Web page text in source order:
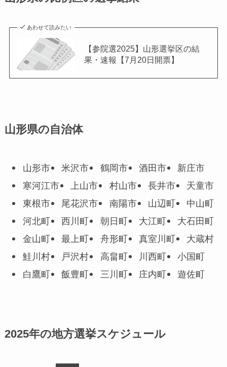
あわせて読みたい
【参院選2025】山形選挙区の結
果・速報【7月20日開票】
山形県の自治体
山形市 米沢市 鶴岡市 酒田市
新庄市
寒河江市
上山市 村山市 長井市
天童市
東根市
尾花沢市 南陽市 山辺町
中山町
河北町
西川町 朝日町 大江町
大石田町
金山町
最上町 舟形町 真室川町
大蔵村
鮭川村
戸沢村 高畠町 川西町
小国町
白鷹町
飯豊町 三川町 庄内町 遊佐町
2025年の地方選挙スケジュール